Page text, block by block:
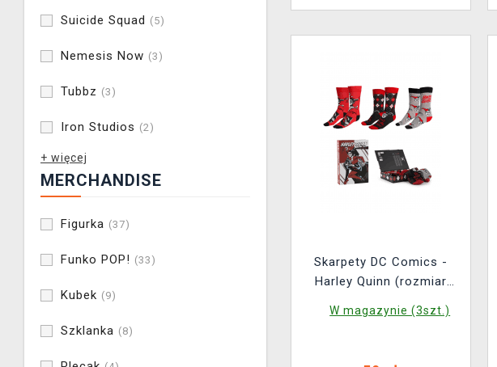
Suicide Squad (5)
Nemesis Now (3)
Tubbz (3)
Iron Studios (2)
+ więcej
MERCHANDISE
Figurka (37)
Funko POP! (33)
Kubek (9)
Szklanka (8)
Skarpety DC Comics -
Harley Quinn (rozmiar
W magazynie (3szt.)